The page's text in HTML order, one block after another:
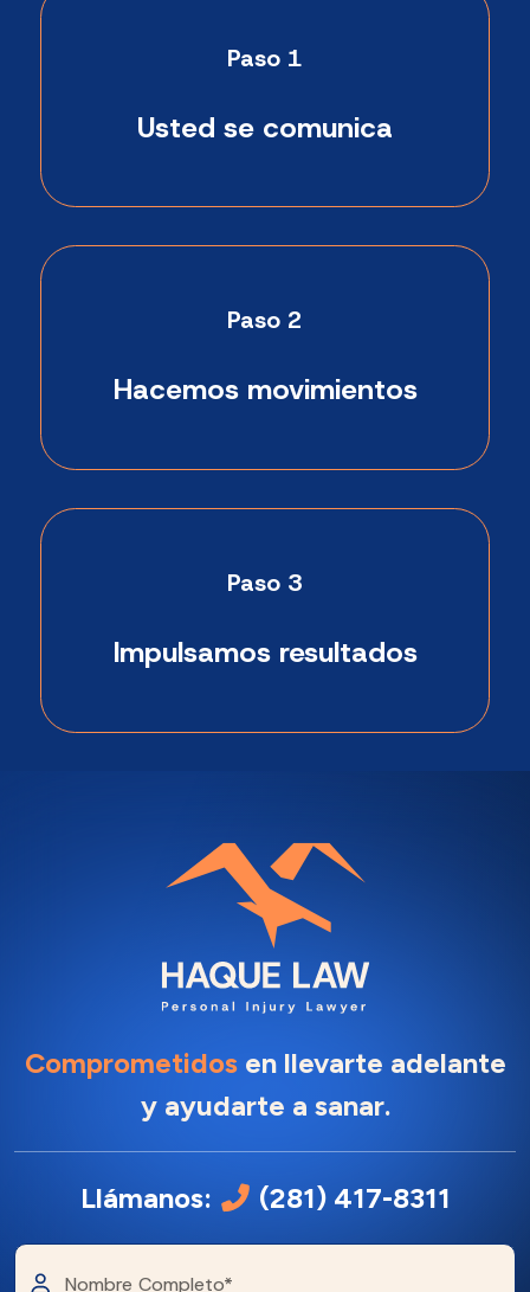
Paso 1
Usted se comunica
Paso 2
Hacemos movimientos
Paso 3
Impulsamos resultados
Comprometidosen llevarte adelante
y ayudarte a sanar.
Llámanos: (281) 417-8311